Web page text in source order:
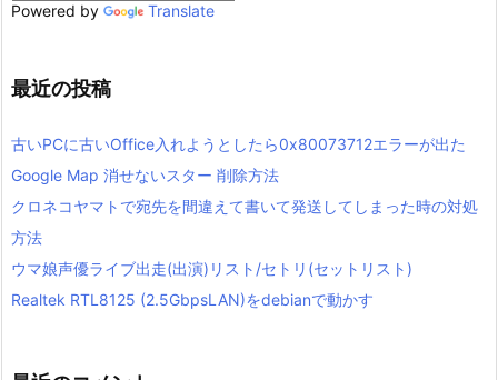
Powered by Translate
最近の投稿
古いPCに古いOffice入れようとしたら0x80073712エラーが出た
Google Map 消せないスター 削除方法
クロネコヤマトで宛先を間違えて書いて発送してしまった時の対処
方法
ウマ娘声優ライブ出走(出演)リスト/セトリ(セットリスト)
Realtek RTL8125 (2.5GbpsLAN)をdebianで動かす